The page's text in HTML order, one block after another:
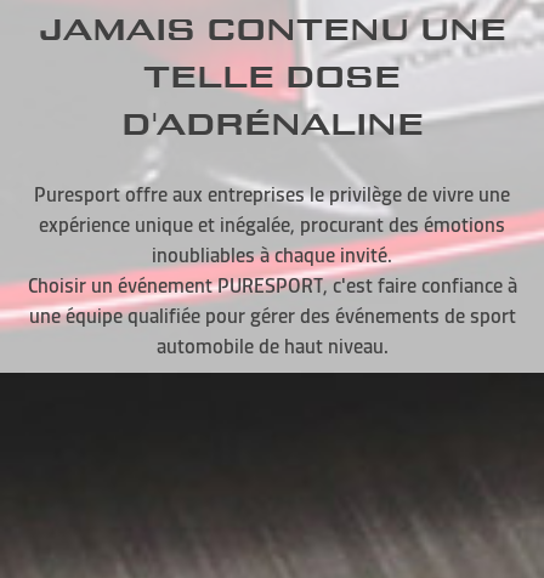
JAMAIS CONTENU UNE
TELLE DOSE
D'ADRÉNALINE
Puresport offre aux entreprises le privilège de vivre une
expérience unique et inégalée, procurant des émotions
inoubliables à chaque invité.
Choisir un événement PURESPORT, c'est faire confiance à
une équipe qualifiée pour gérer des événements de sport
automobile de haut niveau.